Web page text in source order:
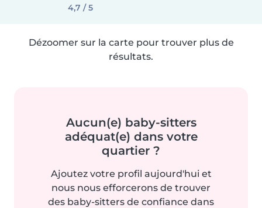
4,7 / 5
Dézoomer sur la carte pour trouver plus de
résultats.
Aucun(e) baby-sitters
adéquat(e) dans votre
quartier ?
Ajoutez votre profil aujourd'hui et
nous nous efforcerons de trouver
des baby-sitters de confiance dans